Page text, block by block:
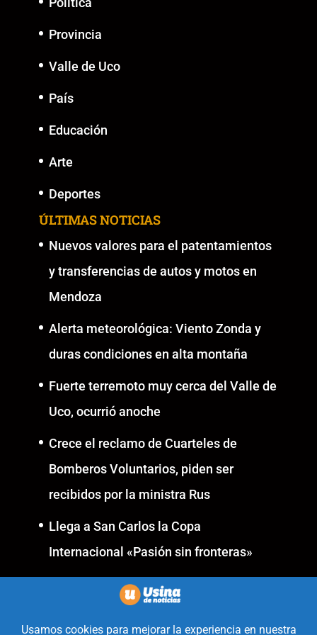
Provincia
Valle de Uco
País
Educación
Arte
Deportes
ÚLTIMAS NOTICIAS
Nuevos valores para el patentamientos
y transferencias de autos y motos en
Mendoza
Alerta meteorológica: Viento Zonda y
duras condiciones en alta montaña
Fuerte terremoto muy cerca del Valle de
Uco, ocurrió anoche
Crece el reclamo de Cuarteles de
Bomberos Voluntarios, piden ser
recibidos por la ministra Rus
Llega a San Carlos la Copa
Internacional «Pasión sin fronteras»
Realizado con la mirada
equidistante de alguien a quién